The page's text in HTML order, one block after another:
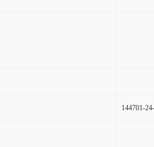
144701-